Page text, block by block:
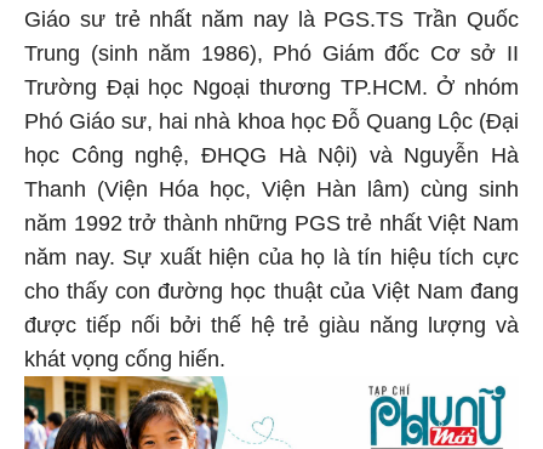
Giáo sư trẻ nhất năm nay là PGS.TS Trần Quốc
Trung (sinh năm 1986), Phó Giám đốc Cơ sở II
Trường Đại học Ngoại thương TP.HCM. Ở nhóm
Phó Giáo sư, hai nhà khoa học Đỗ Quang Lộc (Đại
học Công nghệ, ĐHQG Hà Nội) và Nguyễn Hà
Thanh (Viện Hóa học, Viện Hàn lâm) cùng sinh
năm 1992 trở thành những PGS trẻ nhất Việt Nam
năm nay. Sự xuất hiện của họ là tín hiệu tích cực
cho thấy con đường học thuật của Việt Nam đang
được tiếp nối bởi thế hệ trẻ giàu năng lượng và
khát vọng cống hiến.